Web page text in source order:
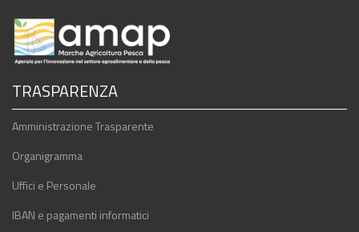
TRASPARENZA
Amministrazione Trasparente
Organigramma
Uffici e Personale
IBAN e pagamenti informatici